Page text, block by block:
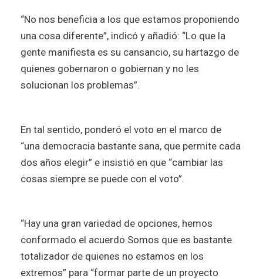
“No nos beneficia a los que estamos proponiendo
una cosa diferente”, indicó y añadió: “Lo que la
gente manifiesta es su cansancio, su hartazgo de
quienes gobernaron o gobiernan y no les
solucionan los problemas”.
En tal sentido, ponderó el voto en el marco de
“una democracia bastante sana, que permite cada
dos años elegir” e insistió en que “cambiar las
cosas siempre se puede con el voto”.
“Hay una gran variedad de opciones, hemos
conformado el acuerdo Somos que es bastante
totalizador de quienes no estamos en los
extremos” para “formar parte de un proyecto